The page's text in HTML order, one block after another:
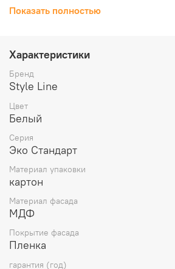
фабричная фурнитура лучших
агрессивной влажной среде ванных
Вся продукция Style Line
требованиями ГОСТ 16371-93 и
соответствия.
Показать полностью
Характеристики
Бренд
Style Line
Цвет
Белый
Серия
Эко Стандарт
Материал упаковки
картон
Материал фасада
МДФ
Покрытие фасада
Пленка
гарантия (год)